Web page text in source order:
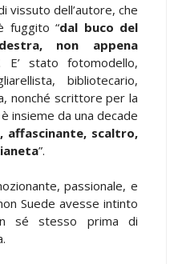
vissuto dell’autore, che
fuggito “dal buco del
non appena
E’ stato fotomodello,
bibliotecario,
nonché scrittore per la
insieme da una decade
affascinante, scaltro,
”.
passionale, e
Suede avesse intinto
sé stesso prima di